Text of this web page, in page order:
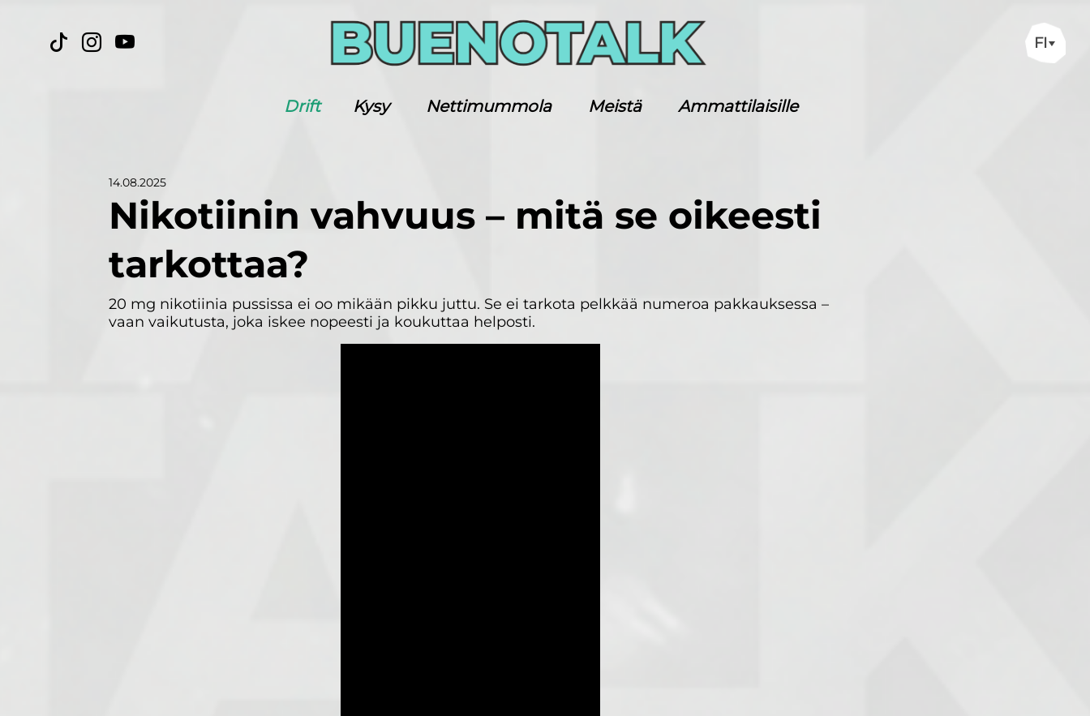
FI
Drift Kysy Nettimummola Meistä Ammattilaisille
14.08.2025
Nikotiinin vahvuus – mitä se oikeesti
tarkottaa?
20 mg nikotiinia pussissa ei oo mikään pikku juttu. Se ei tarkota pelkkää numeroa pakkauksessa –
vaan vaikutusta, joka iskee nopeesti ja koukuttaa helposti.